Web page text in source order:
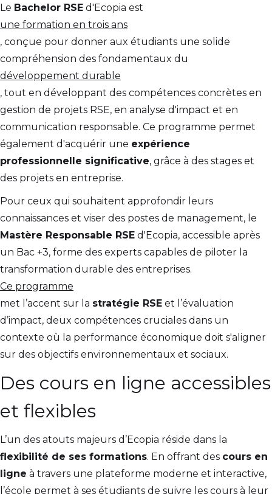
Le Bachelor RSE d'Ecopia est
une formation en trois ans
, conçue pour donner aux étudiants une solide
compréhension des fondamentaux du
développement durable
, tout en développant des compétences concrètes en
gestion de projets RSE, en analyse d'impact et en
communication responsable. Ce programme permet
également d'acquérir une expérience
professionnelle significative, grâce à des stages et
des projets en entreprise.
Pour ceux qui souhaitent approfondir leurs
connaissances et viser des postes de management, le
Mastère Responsable RSE d'Ecopia, accessible après
un Bac +3, forme des experts capables de piloter la
transformation durable des entreprises.
Ce programme
met l’accent sur la stratégie RSE et l’évaluation
d’impact, deux compétences cruciales dans un
contexte où la performance économique doit s'aligner
sur des objectifs environnementaux et sociaux.
Des cours en ligne accessibles
et flexibles
L’un des atouts majeurs d’Ecopia réside dans la
flexibilité de ses formations. En offrant des cours en
ligne à travers une plateforme moderne et interactive,
l’école permet à ses étudiants de suivre les cours à leur